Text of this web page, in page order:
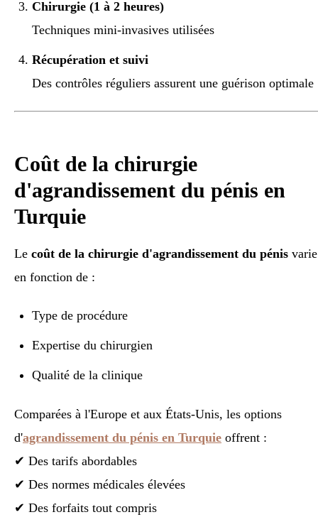
Chirurgie (1 à 2 heures)
Techniques mini-invasives utilisées
Récupération et suivi
Des contrôles réguliers assurent une guérison optimale
Coût de la chirurgie
d'agrandissement du pénis en
Turquie
Le coût de la chirurgie d'agrandissement du pénis varie
en fonction de :
Type de procédure
Expertise du chirurgien
Qualité de la clinique
Comparées à l'Europe et aux États-Unis, les options
d'agrandissement du pénis en Turquie offrent :
✔ Des tarifs abordables
✔ Des normes médicales élevées
✔ Des forfaits tout compris